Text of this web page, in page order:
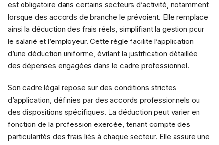
est obligatoire dans certains secteurs d’activité, notamment
lorsque des accords de branche le prévoient. Elle remplace
ainsi la déduction des frais réels, simplifiant la gestion pour
le salarié et l’employeur. Cette règle facilite l’application
d’une déduction uniforme, évitant la justification détaillée
des dépenses engagées dans le cadre professionnel.
Son cadre légal repose sur des conditions strictes
d’application, définies par des accords professionnels ou
des dispositions spécifiques. La déduction peut varier en
fonction de la profession exercée, tenant compte des
particularités des frais liés à chaque secteur. Elle assure une